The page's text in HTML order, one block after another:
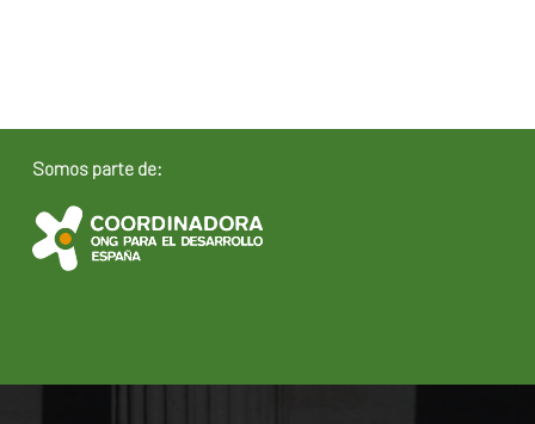
Somos parte de: